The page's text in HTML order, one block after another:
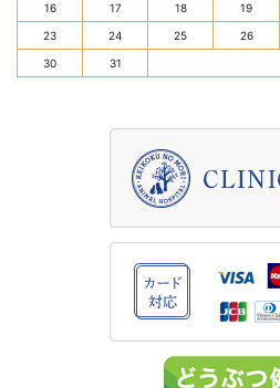
16 17 18 19
23 24 25 26
30 31